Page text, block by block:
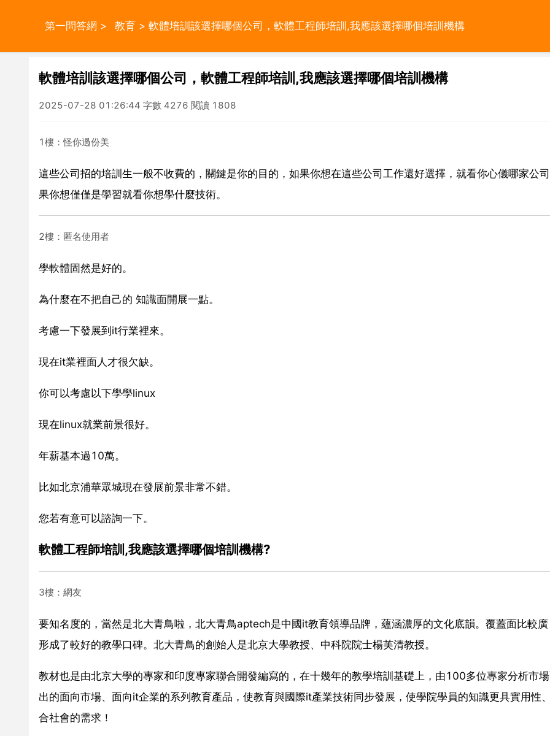
第一問答網 > 教育 > 軟體培訓該選擇哪個公司，軟體工程師培訓,我應該選擇哪個培訓機構
軟體培訓該選擇哪個公司，軟體工程師培訓,我應該選擇哪個培訓機構
2025-07-28 01:26:44 字數 4276 閱讀 1808
1樓：怪你過份美
這些公司招的培訓生一般不收費的，關鍵是你的目的，如果你想在這些公司工作還好選擇，就看你心儀哪家公
果你想僅僅是學習就看你想學什麼技術。
2樓：匿名使用者
學軟體固然是好的。
為什麼在不把自己的 知識面開展一點。
考慮一下發展到it行業裡來。
現在it業裡面人才很欠缺。
你可以考慮以下學學linux
現在linux就業前景很好。
年薪基本過10萬。
比如北京浦華眾城現在發展前景非常不錯。
您若有意可以諮詢一下。
軟體工程師培訓,我應該選擇哪個培訓機構?
3樓：網友
要知名度的，當然是北大青鳥啦，北大青鳥aptech是中國it教育領導品牌，蘊涵濃厚的文化底韻。覆蓋面比較
形成了較好的教學口碑。北大青鳥的創始人是北京大學教授、中科院院士楊芙清教授。
教材也是由北京大學的專家和印度專家聯合開發編寫的，在十幾年的教學培訓基礎上，由100多位專家分析市
出的面向市場、面向it企業的系列教育產品，使教育與國際it產業技術同步發展，使學院學員的知識更具實用性
合社會的需求！